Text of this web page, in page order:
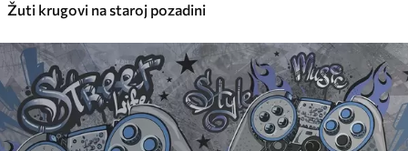
Žuti krugovi na staroj pozadini